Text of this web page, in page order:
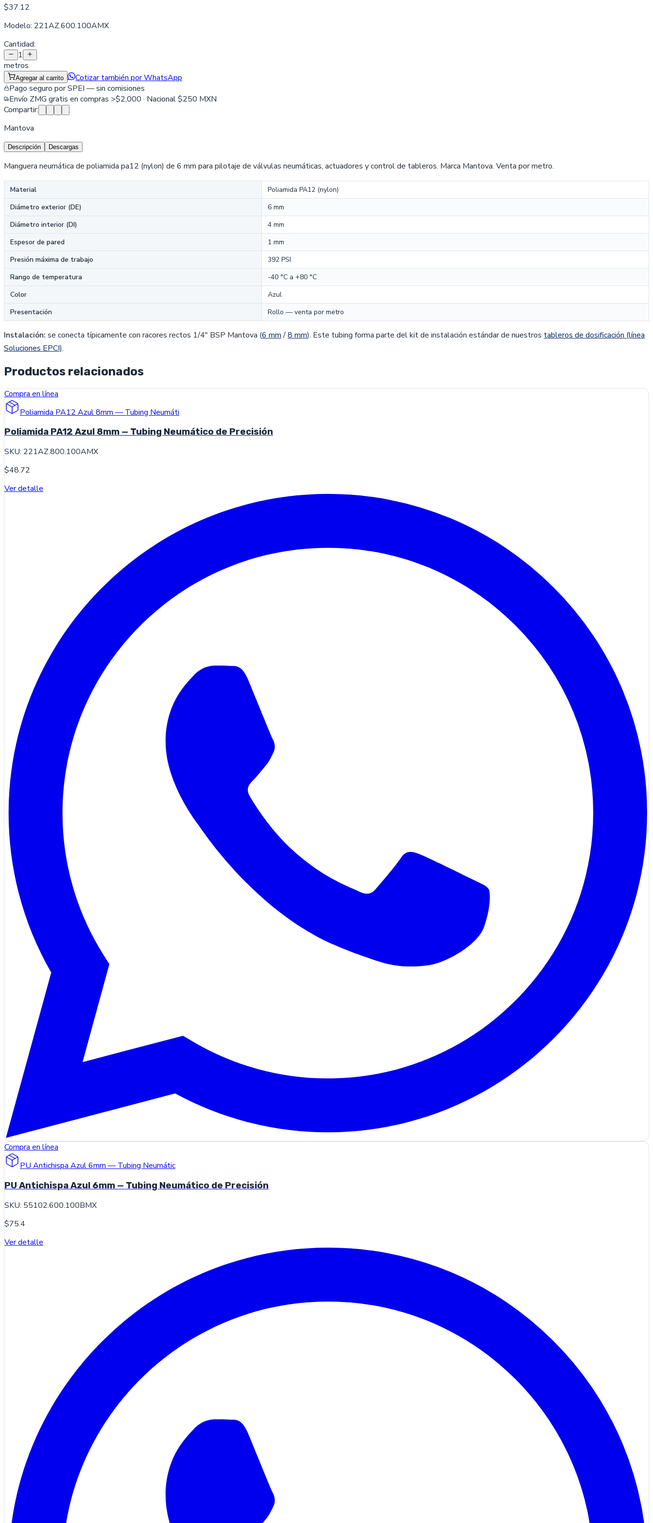
$37.12
Modelo: 221AZ.600.100AMX
Cantidad:
1
metros
Agregar al carrito
Cotizar también por WhatsApp
Pago seguro por SPEI — sin comisiones
Envío ZMG gratis en compras >$2,000 · Nacional $250 MXN
Compartir:
Mantova
Descripción Descargas
Manguera neumática de poliamida pa12 (nylon) de 6 mm para pilotaje de válvulas neumáticas, actuadores y control de tableros. Marca Mantova. Venta por metro.
Material
Poliamida PA12 (nylon)
Diámetro exterior (DE)
6 mm
Diámetro interior (DI)
4 mm
Espesor de pared
1 mm
Presión máxima de trabajo
392 PSI
Rango de temperatura
-40 °C a +80 °C
Color
Azul
Presentación
Rollo — venta por metro
Instalación: se conecta típicamente con racores rectos 1/4" BSP Mantova (6 mm/8 mm). Este tubing forma parte del kit de instalación estándar de nuestros tableros de dosificación (línea
Soluciones EPCI).
Productos relacionados
Compra en línea
Poliamida PA12 Azul 8mm — Tubing Neumáti
Poliamida PA12 Azul 8mm — Tubing Neumático de Precisión
SKU: 221AZ.800.100AMX
$48.72
Ver detalle
Compra en línea
PU Antichispa Azul 6mm — Tubing Neumátic
PU Antichispa Azul 6mm — Tubing Neumático de Precisión
SKU: 55102.600.100BMX
$75.4
Ver detalle